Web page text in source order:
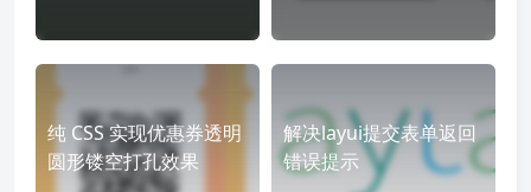
纯 CSS 实现优惠券透明
圆形镂空打孔效果
解决layui提交表单返回
错误提示